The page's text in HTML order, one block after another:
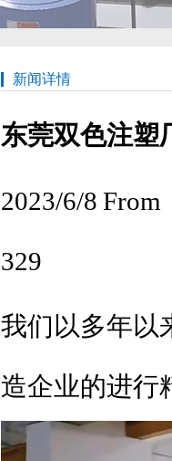
新闻详情
东莞双色注塑
2023/6/8
329
我们以多年以
造企业的进行